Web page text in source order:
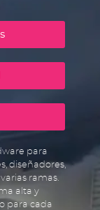
para
diseñadores,
ramas.
alta y
para cada